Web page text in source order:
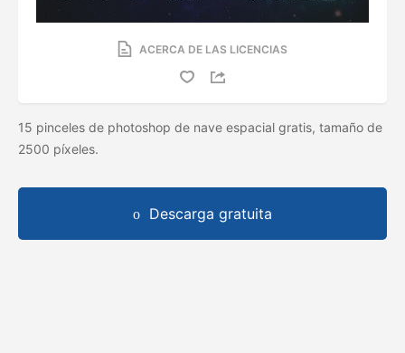
ACERCA DE LAS LICENCIAS
15 pinceles de photoshop de nave espacial gratis, tamaño de
2500 píxeles.
Descarga gratuita